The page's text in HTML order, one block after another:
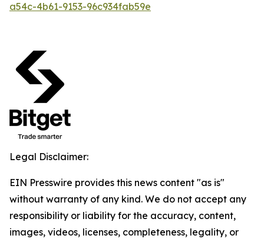
a54c-4b61-9153-96c934fab59e
Legal Disclaimer:
EIN Presswire provides this news content "as is"
without warranty of any kind. We do not accept any
responsibility or liability for the accuracy, content,
images, videos, licenses, completeness, legality, or